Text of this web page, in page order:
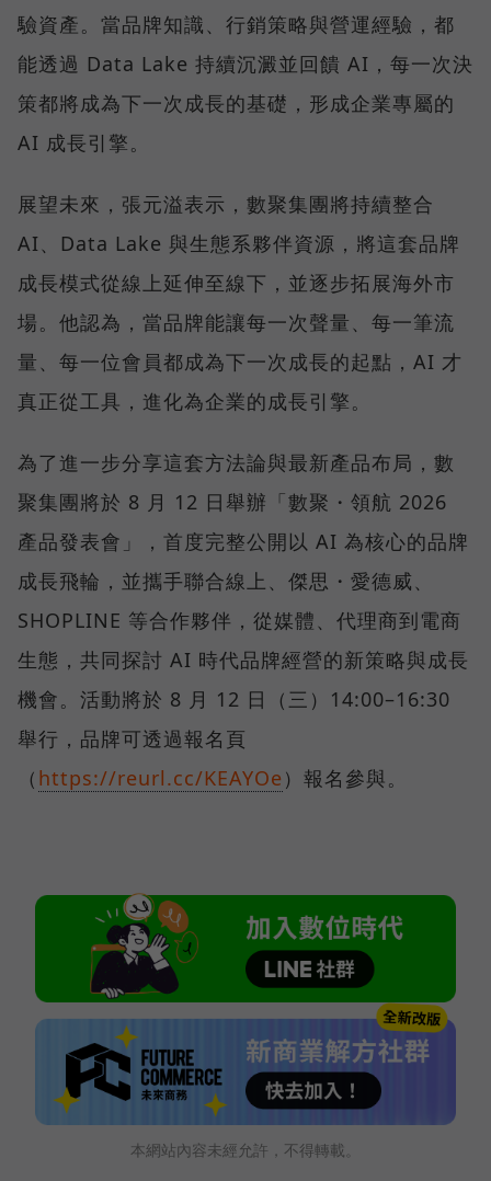
驗資產。當品牌知識、行銷策略與營運經驗，都
能透過 Data Lake 持續沉澱並回饋 AI，每一次決
策都將成為下一次成長的基礎，形成企業專屬的
AI 成長引擎。
展望未來，張元溢表示，數聚集團將持續整合
AI、Data Lake 與生態系夥伴資源，將這套品牌
成長模式從線上延伸至線下，並逐步拓展海外市
場。他認為，當品牌能讓每一次聲量、每一筆流
量、每一位會員都成為下一次成長的起點，AI 才
真正從工具，進化為企業的成長引擎。
為了進一步分享這套方法論與最新產品布局，數
聚集團將於 8 月 12 日舉辦「數聚・領航 2026
產品發表會」，首度完整公開以 AI 為核心的品牌
成長飛輪，並攜手聯合線上、傑思・愛德威、
SHOPLINE 等合作夥伴，從媒體、代理商到電商
生態，共同探討 AI 時代品牌經營的新策略與成長
機會。活動將於 8 月 12 日（三）14:00–16:30
舉行，品牌可透過報名頁
（ https://reurl.cc/KEAYOe ）報名參與。
本網站內容未經允許，不得轉載。